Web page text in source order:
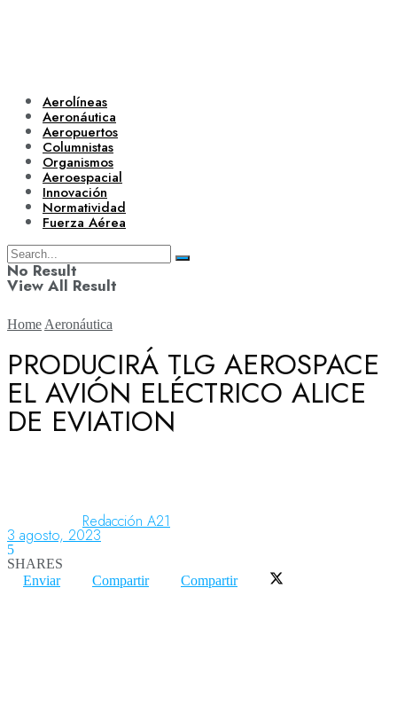
Aerolíneas
Aeronáutica
Aeropuertos
Columnistas
Organismos
Aeroespacial
Innovación
Normatividad
Fuerza Aérea
No Result
View All Result
Aerolíneas
Aeropuertos
Columnistas
Home Aeronáutica
PRODUCIRÁ TLG AEROSPACE
EL AVIÓN ELÉCTRICO ALICE
DE EVIATION
Redacción A21
3 agosto, 2023
5
SHARES
Enviar
Compartir Compartir